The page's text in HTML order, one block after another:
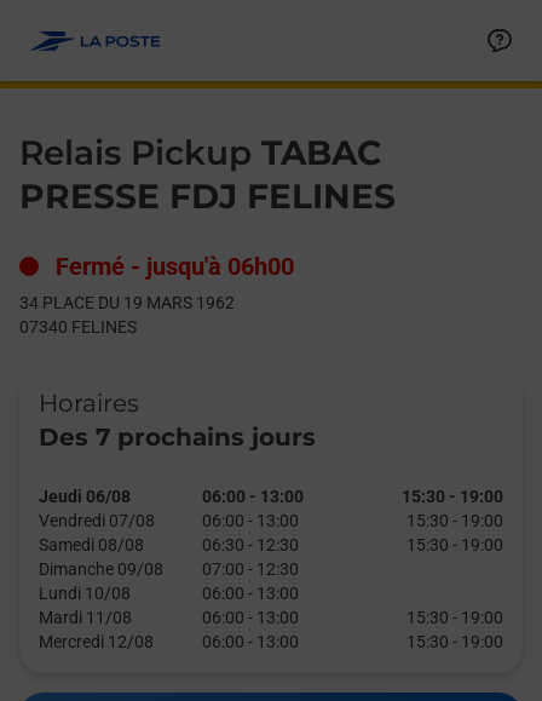
Relais Pickup TABAC
PRESSE FDJ FELINES
Fermé - jusqu'à 06h00
34 PLACE DU 19 MARS 1962
07340 FELINES
Horaires
Des 7 prochains jours
Jeudi 06/08 06:00 - 13:00 15:30 - 19:00
Vendredi 07/08
06:00 - 13:00 15:30 - 19:00
Samedi 08/08
06:30 - 12:30 15:30 - 19:00
Dimanche 09/08
07:00 - 12:30
Lundi 10/08
06:00 - 13:00
Mardi 11/08
06:00 - 13:00 15:30 - 19:00
Mercredi 12/08
06:00 - 13:00 15:30 - 19:00